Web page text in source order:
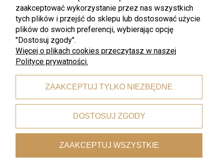
Darmowa wysyłka
dla zamówień od 199 zł
Bezpieczne płatności
dzięki certyfikatowi i szyfrowaniu SSL
zaakceptować wykorzystanie przez nas wszystkich
tych plików i przejść do sklepu lub dostosować użycie
plików do swoich preferencji, wybierając opcję
"Dostosuj zgody".
Więcej o plikach cookies przeczytasz w naszej
Polityce prywatności.
ZAAKCEPTUJ TYLKO NIEZBĘDNE
DOSTOSUJ ZGODY
ZAAKCEPTUJ WSZYSTKIE